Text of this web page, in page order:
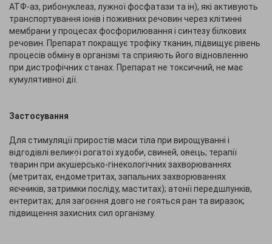
The contentcould not be loaded.
АТФ-аз, рибонуклеаз, лужної фосфатази та ін), які активують
транспортування іонів і поживних речовин через клітинні
мембрани у процесах фосфорилювання і синтезу білкових
речовин. Препарат покращує трофіку тканин, підвищує рівень
процесів обміну в організмі та сприяють його відновленню
при дистрофічних станах. Препарат не токсичний, не має
кумулятивної дії.
Застосування
Для стимуляції приростів маси тіла при вирощуванні і
відгодівлі великої рогатої худоби, свиней, овець; терапії
тварин при акушерсько-гінекологічних захворюваннях
(метритах, ендометритах, запальних захворюваннях
яєчників, затримки посліду, маститах); атонії передшлунків,
ентеритах; для загоєння довго не гояться ран та виразок;
підвищення захисних сил організму.